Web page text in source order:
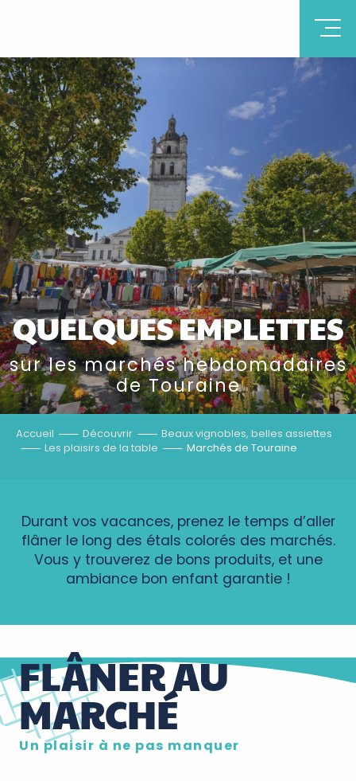
QUELQUES EMPLETTES
sur les marchés hebdomadaires
de Touraine
Accueil Découvrir
Beaux vignobles, belles assiettes
Les plaisirs de la table
Marchés de Touraine
Durant vos vacances, prenez le temps d’aller
flâner le long des étals colorés des marchés.
Vous y trouverez de bons produits, et une
ambiance bon enfant garantie !
FLÂNER AU
MARCHÉ
Un plaisir à ne pas manquer